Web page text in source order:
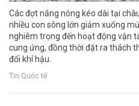
Các đợt nắng nóng kéo dài tại
nhiều con sông lớn giảm xuống
nghiêm trọng đến hoạt động vận
cung ứng, đồng thời đặt ra thách
đổi khí hậu.
Tin Quốc tế